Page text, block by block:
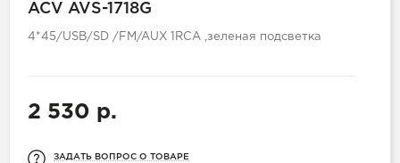
ACV AVS-1718G
4*45/USB/SD /FM/AUX 1RCA ,зеленая подсветка
2 530 р.
ЗАДАТЬ ВОПРОС О ТОВАРЕ